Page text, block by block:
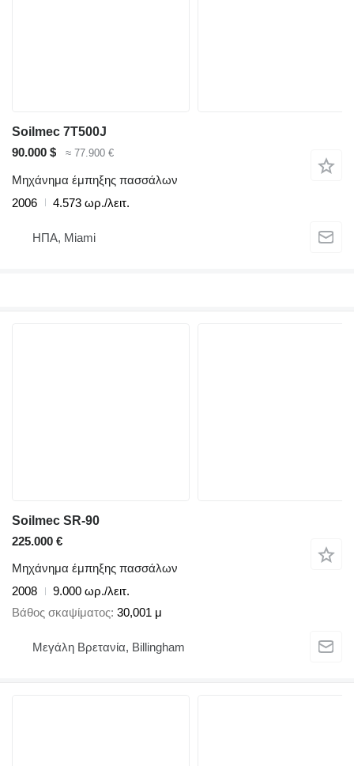
Soilmec 7T500J
90.000 $
≈ 77.900 €
Μηχάνημα έμπηξης πασσάλων
2006
4.573 ωρ./λειτ.
ΗΠΑ, Miami
Soilmec SR-90
225.000 €
Μηχάνημα έμπηξης πασσάλων
2008
9.000 ωρ./λειτ.
Βάθος σκαψίματος 30,001 μ
Μεγάλη Βρετανία, Billingham